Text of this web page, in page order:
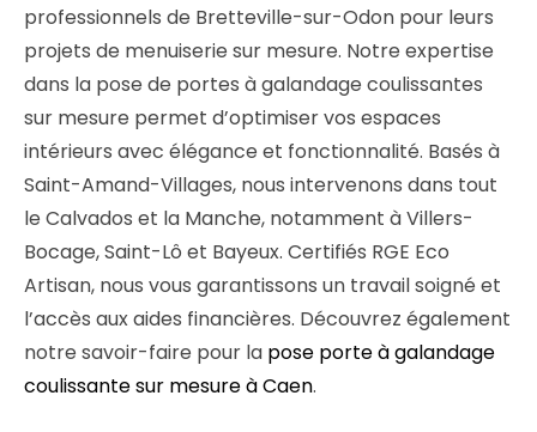
professionnels de Bretteville-sur-Odon pour leurs
projets de menuiserie sur mesure. Notre expertise
dans la pose de portes à galandage coulissantes
sur mesure permet d’optimiser vos espaces
intérieurs avec élégance et fonctionnalité. Basés à
Saint-Amand-Villages, nous intervenons dans tout
le Calvados et la Manche, notamment à Villers-
Bocage, Saint-Lô et Bayeux. Certifiés RGE Eco
Artisan, nous vous garantissons un travail soigné et
l’accès aux aides financières. Découvrez également
notre savoir-faire pour la pose porte à galandage
coulissante sur mesure à Caen.